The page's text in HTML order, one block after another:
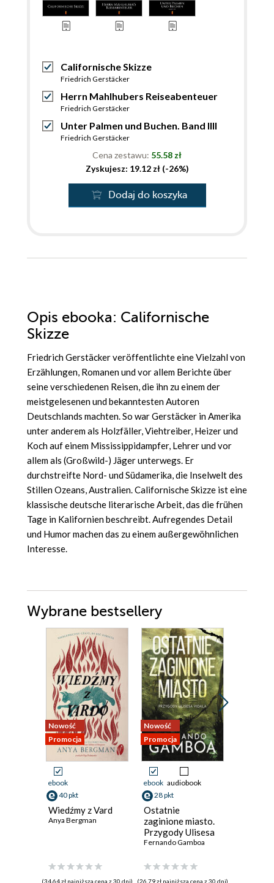
Californische Skizze
Friedrich Gerstäcker
Herrn Mahlhubers Reiseabenteuer
Friedrich Gerstäcker
Unter Palmen und Buchen. Band IIII
Friedrich Gerstäcker
Cena zestawu: 55.58 zł
Zyskujesz: 19.12 zł (-26%)
Dodaj do koszyka
Opis ebooka: Californische
Skizze
Friedrich Gerstäcker veröffentlichte eine Vielzahl von
Erzählungen, Romanen und vor allem Berichte über
seine verschiedenen Reisen, die ihn zu einem der
meistgelesenen und bekanntesten Autoren
Deutschlands machten. So war Gerstäcker in Amerika
unter anderem als Holzfäller, Viehtreiber, Heizer und
Koch auf einem Mississippidampfer, Lehrer und vor
allem als (Großwild-) Jäger unterwegs. Er
durchstreifte Nord- und Südamerika, die Inselwelt des
Stillen Ozeans, Australien. Californische Skizze ist eine
klassische deutsche literarische Arbeit, das die frühen
Tage in Kalifornien beschreibt. Aufregendes Detail
und Humor machen das zu einem außergewöhnlichen
Interesse.
Wybrane bestsellery
Nowość
Promocja
ebook
40 pkt
Wiedźmy z Vard
Anya Bergman
(34,64 zł najniższa cena z 30 dni)
Nowość
Promocja
ebook audiobook
28 pkt
Ostatnie
zaginione miasto.
Przygody Ulisesa
Vidala. Tom 2
Fernando Gamboa
(26,79 zł najniższa cena z 30 dni)